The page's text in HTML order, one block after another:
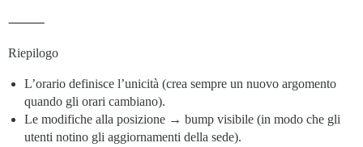
⸻
Riepilogo
L’orario definisce l’unicità (crea sempre un nuovo argomento
quando gli orari cambiano).
Le modifiche alla posizione → bump visibile (in modo che gli
utenti notino gli aggiornamenti della sede).